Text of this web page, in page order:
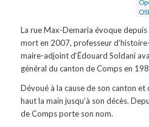
La rue Max-Demaria évoque
mort en 2007, professeur
maire-adjoint d‘Édouard Soldani
général du canton de Comps en
Dévoué à la cause de son canton et
haut la main jusqu’à son décès.
de Comps porte son nom.